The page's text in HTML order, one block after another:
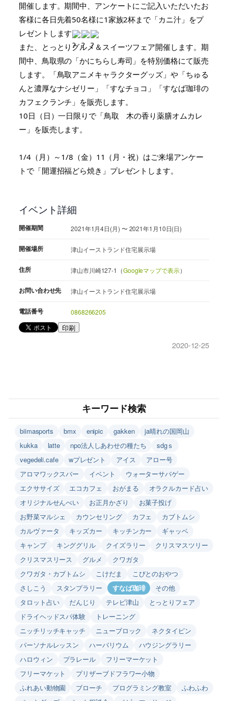
開催します。期間中、アンケートにご記入いただいたお
客様に各日先着50名様に1家族2杯まで「カニ汁」をプ
レゼントします
また、とっとりグルメ＆スイーツフェア開催します。期
間中、鳥取県の「かにちらし寿司」を特別価格にて販売
します。「鳥取アニメキャラクターグッズ」や「ちゅる
んと濃厚なナシゼリー」「すなチョコ」「すなば珈琲の
カフェクランチ」を販売します。
10日（日）一日限りで「鳥取　木の香り薬膳オムカレ
ー」を販売します。
1/4（月）～1/8（金）11（月・祝）はご来場アンケー
トで「開運招福どら焼き」プレゼントします。
イベント詳細
開催期間 2021年1月4日(月) 〜 2021年1月10日(日)
開催場所 津山イーストランド住宅展示場
住所 津山市川崎127-1（Googleマップで表示）
お問い合わせ先 津山イーストランド住宅展示場
電話番号 0868266205
印刷
2020-12-25
キーワード検索
biimasports bmx enipic gakken
ja晴れの国岡山
kukka
latte npo法人しあわせの種たち
sdgｓ
vegedeli.cafe
wプレゼント アイス
アロー号
アロマワックスバー
イベント
ウォーターサバゲー
エクササイズ
エコカフェ おがまる
オラクルカード占い
オリジナルせんべい
お正月かざり
お菓子投げ
お野菜マルシェ
カウンセリング カフェ
カブトムシ
カルヴァータ
キッズカー キッチンカー
ギャッベ
キャンプ
キンググリル クイズラリー
クリスマスツリー
クリスマスリース
グルメ
クワガタ
クワガタ・カブトムシ
こけだま
こびとのおやつ
さしこう
スタンプラリー すなば珈琲
その他
タロット占い
だんじり テレビ津山
とっとりフェア
ドライヘッドスパ体験
トレーニング
ニッチリッチキャッチ
ニューブロック
ネクタイピン
パーソナルレッスン
ハーバリウム
ハウジングラリー
ハロウィン
プラレール
フリーマーケット
フリーマケット
プリザーブドフラワー小物
ふれあい動物園
ブローチ プログラミング教室
ふわふわ